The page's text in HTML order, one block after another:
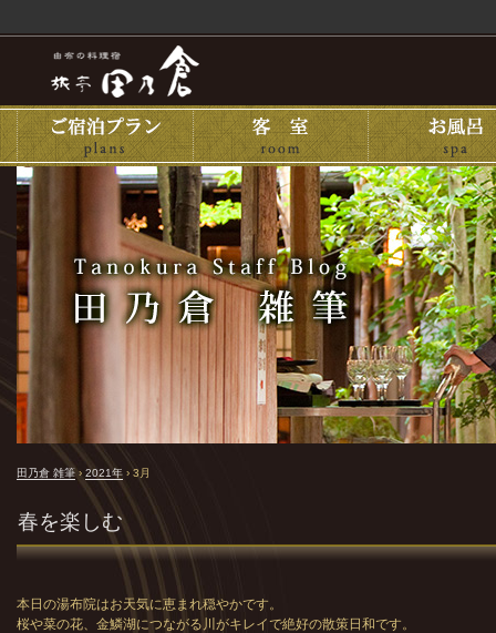
田乃倉 雑筆 › 2021年 › 3月
春を楽しむ
本日の湯布院はお天気に恵まれ穏やかです。
桜や菜の花、金鱗湖につながる川がキレイで絶好の散策日和です。